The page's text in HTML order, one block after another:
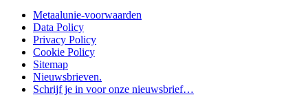
Metaalunie-voorwaarden
Data Policy
Privacy Policy
Cookie Policy
Sitemap
Nieuwsbrieven.
Schrijf je in voor onze nieuwsbrief…